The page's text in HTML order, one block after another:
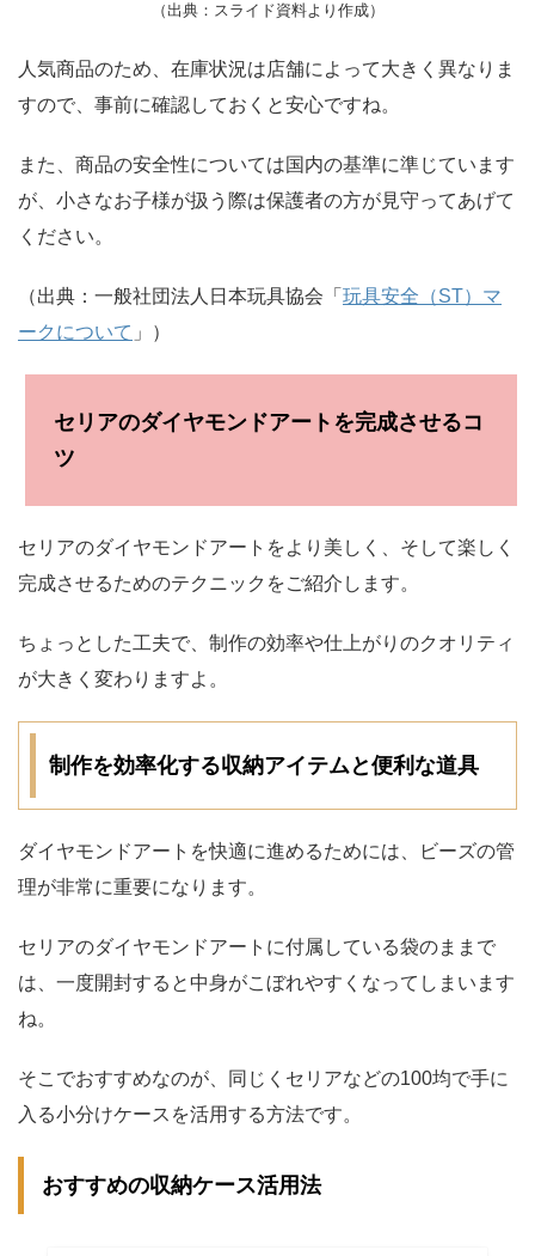
（出典：スライド資料より作成）
人気商品のため、在庫状況は店舗によって大きく異なりま
すので、事前に確認しておくと安心ですね。
また、商品の安全性については国内の基準に準じています
が、小さなお子様が扱う際は保護者の方が見守ってあげて
ください。
（出典：一般社団法人日本玩具協会「 玩具安全（ST）マ
ークについて 」）
セリアのダイヤモンドアートを完成させるコ
ツ
セリアのダイヤモンドアートをより美しく、そして楽しく
完成させるためのテクニックをご紹介します。
ちょっとした工夫で、制作の効率や仕上がりのクオリティ
が大きく変わりますよ。
制作を効率化する収納アイテムと便利な道具
ダイヤモンドアートを快適に進めるためには、ビーズの管
理が非常に重要になります。
セリアのダイヤモンドアートに付属している袋のままで
は、一度開封すると中身がこぼれやすくなってしまいます
ね。
そこでおすすめなのが、同じくセリアなどの100均で手に
入る小分けケースを活用する方法です。
おすすめの収納ケース活用法